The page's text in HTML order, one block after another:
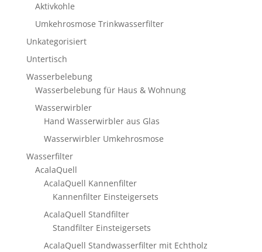
Aktivkohle
Umkehrosmose Trinkwasserfilter
Unkategorisiert
Untertisch
Wasserbelebung
Wasserbelebung für Haus & Wohnung
Wasserwirbler
Hand Wasserwirbler aus Glas
Wasserwirbler Umkehrosmose
Wasserfilter
AcalaQuell
AcalaQuell Kannenfilter
Kannenfilter Einsteigersets
AcalaQuell Standfilter
Standfilter Einsteigersets
AcalaQuell Standwasserfilter mit Echtholz